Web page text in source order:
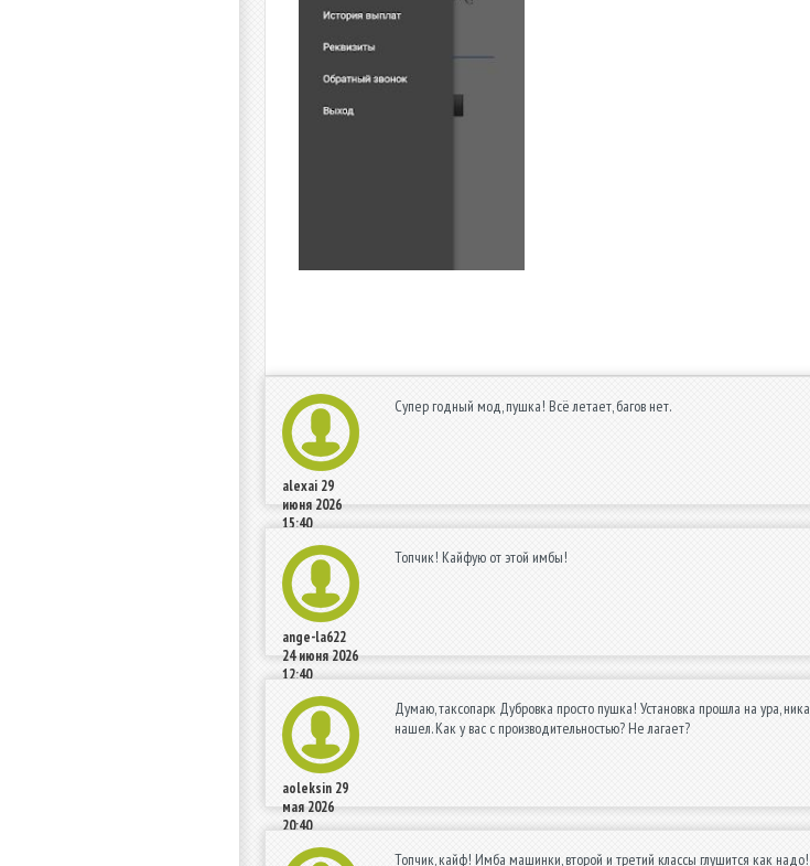
alexai 29
июня 2026
15:40
Супер годный мод, пушка! Всё летает, багов нет.
ange-la622
24 июня 2026
12:40
Топчик! Кайфую от этой имбы!
aoleksin 29
мая 2026
20:40
Думаю, таксопарк Дубровка просто пушка! Установка прошла на ура,
нашел. Как у вас с производительностью? Не лагает?
Топчик, кайф! Имба машинки, второй и третий классы глушится как надо!